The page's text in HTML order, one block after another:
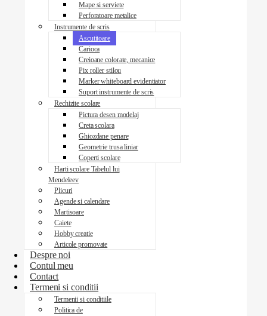
Mape si serviete
Perforatoare metalice
Instrumente de scris
Ascutitoare
Carioca
Creioane colorate, mecanice
Pix roller stilou
Marker whiteboard evidentiator
Suport instrumente de scris
Rechizite scolare
Pictura desen modelaj
Creta scolara
Ghiozdane penare
Geometrie trusa liniar
Coperti scolare
Harti scolare Tabelul lui
Mendeleev
Plicuri
Agende si calendare
Martisoare
Caiete
Hobby creatie
Articole promovate
Despre noi
Contul meu
Contact
Termeni si conditii
Termenii si conditiile
Politica de